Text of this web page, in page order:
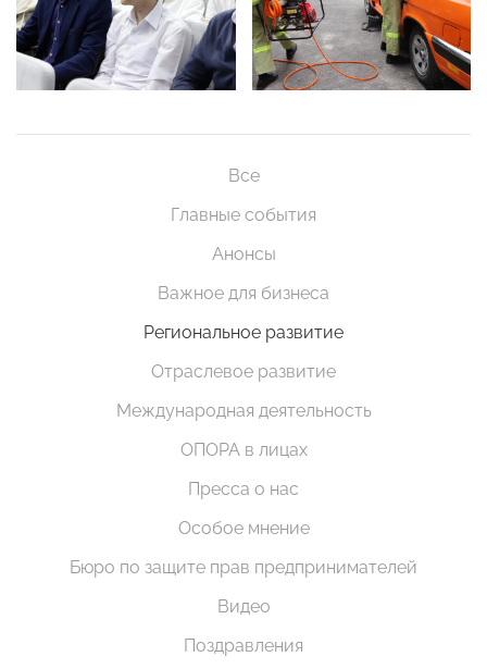
Все
Главные события
Анонсы
Важное для бизнеса
Региональное развитие
Отраслевое развитие
Международная деятельность
ОПОРА в лицах
Пресса о нас
Особое мнение
Бюро по защите прав предпринимателей
Видео
Поздравления